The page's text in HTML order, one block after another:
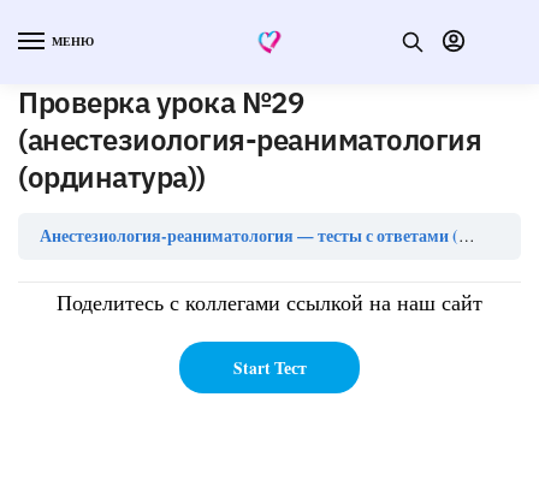
МЕНЮ
Проверка урока №29
(анестезиология-реаниматология
(ординатура))
Анестезиология-реаниматология — тесты с ответами (ординатура)
Поделитесь с коллегами ссылкой на наш сайт